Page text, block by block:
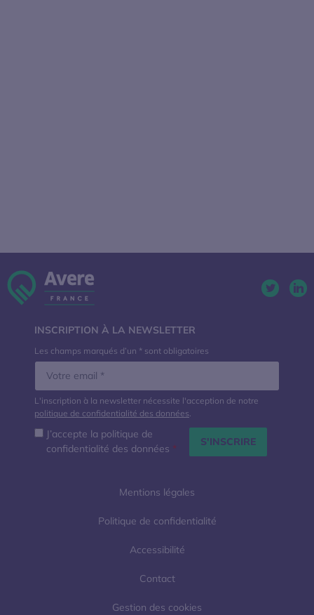
Mentions légales
Politique de confidentialité
Accessibilité
Contact
Gestion des cookies
INSCRIPTION À LA NEWSLETTER
Les champs marqués d’un * sont obligatoires
L'inscription à la newsletter nécessite l'acception de notre
politique de confidentialité des données.
J’accepte la politique de
confidentialité des données *